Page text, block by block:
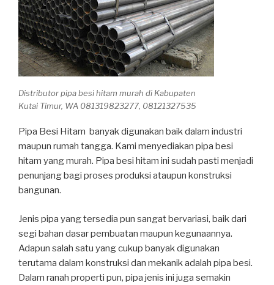
Distributor pipa besi hitam murah di Kabupaten
Kutai Timur, WA 081319823277, 08121327535
Pipa Besi Hitam banyak digunakan baik dalam industri
maupun rumah tangga. Kami menyediakan pipa besi
hitam yang murah. Pipa besi hitam ini sudah pasti menjadi
penunjang bagi proses produksi ataupun konstruksi
bangunan.
Jenis pipa yang tersedia pun sangat bervariasi, baik dari
segi bahan dasar pembuatan maupun kegunaannya.
Adapun salah satu yang cukup banyak digunakan
terutama dalam konstruksi dan mekanik adalah pipa besi.
Dalam ranah properti pun, pipa jenis ini juga semakin